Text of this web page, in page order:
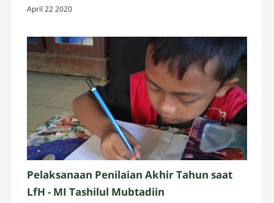
Mubtadiin
April 22 2020
Pelaksanaan Penilaian Akhir Tahun saat
LfH - MI Tashilul Mubtadiin